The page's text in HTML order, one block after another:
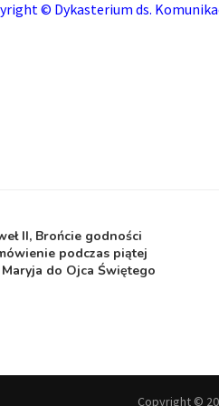
© Dykasterium ds.
II, Brońcie godności
podczas piątej
do Ojca Świętego
Copyright ©